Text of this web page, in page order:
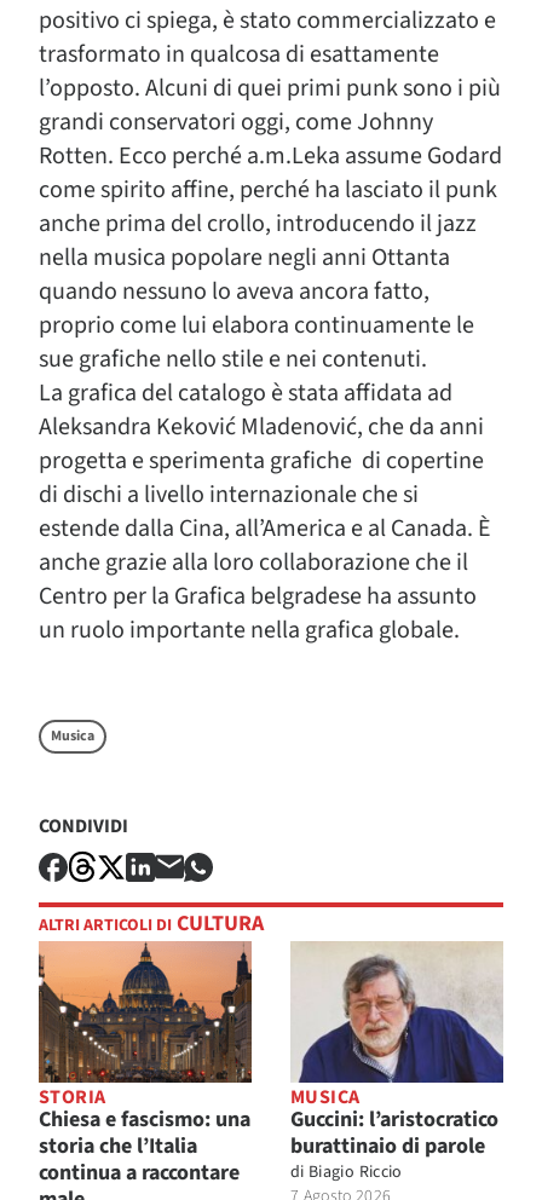
positivo ci spiega, è stato commercializzato e
trasformato in qualcosa di esattamente
l’opposto. Alcuni di quei primi punk sono i più
grandi conservatori oggi, come Johnny
Rotten. Ecco perché a.m.Leka assume Godard
come spirito affine, perché ha lasciato il punk
anche prima del crollo, introducendo il jazz
nella musica popolare negli anni Ottanta
quando nessuno lo aveva ancora fatto,
proprio come lui elabora continuamente le
sue grafiche nello stile e nei contenuti.
La grafica del catalogo è stata affidata ad
Aleksandra Keković Mladenović, che da anni
progetta e sperimenta grafiche di copertine
di dischi a livello internazionale che si
estende dalla Cina, all’America e al Canada. È
anche grazie alla loro collaborazione che il
Centro per la Grafica belgradese ha assunto
un ruolo importante nella grafica globale.
Musica
CONDIVIDI
ALTRI ARTICOLI DI CULTURA
STORIA
Chiesa e fascismo: una
storia che l’Italia
continua a raccontare
MUSICA
Guccini: l’aristocratico
burattinaio di parole
di Biagio Riccio